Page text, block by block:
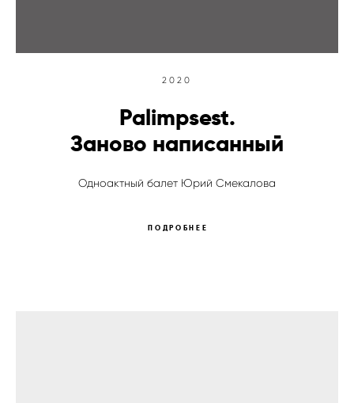
2020
Palimpsest.
Заново написанный
Одноактный балет Юрий Смекалова
ПОДРОБНЕЕ